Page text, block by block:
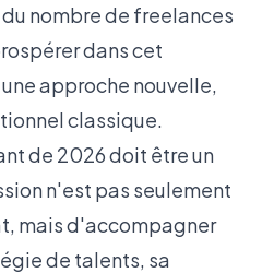
nombre de freelances
dans cet
approche nouvelle,
classique.
de 2026 doit être un
n'est pas seulement
mais d'accompagner
de talents, sa